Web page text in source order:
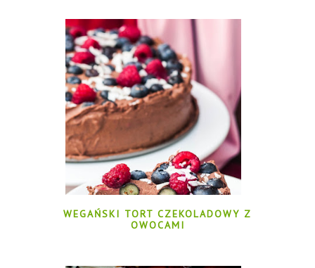
WEGAŃSKI TORT CZEKOLADOWY Z
OWOCAMI